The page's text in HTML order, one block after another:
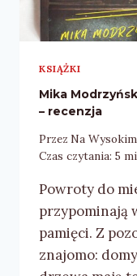
KSIĄŻKI
Mika
– recenzja
Przez Na
Czas czytania: 5
Powroty do
przypominają
pamięci. Z
znajomo: